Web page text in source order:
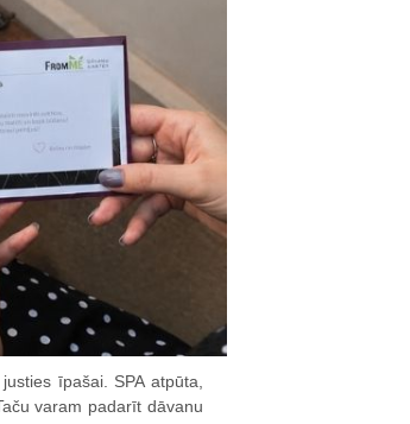
īpašai. SPA atpūta,
varam padarīt dāvanu